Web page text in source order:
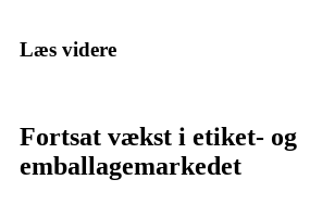
Læs videre
Fortsat vækst i etiket- og
emballagemarkedet